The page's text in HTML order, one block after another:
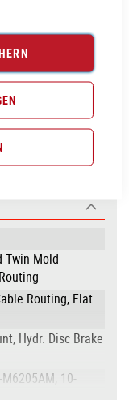
Twin Mold
Routing, Flat
Hydr. Disc Brake
10-